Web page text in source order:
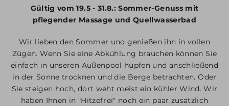
Gültig vom 19.5 - 31.8.: Sommer-Genuss mit
pflegender Massage und Quellwasserbad
Wir lieben den Sommer und genießen ihn in vollen
Zügen. Wenn Sie eine Abkühlung brauchen können Sie
einfach in unseren Außenpool hüpfen und anschließend
in der Sonne trocknen und die Berge betrachten. Oder
Sie steigen hoch, dort weht meist ein kühler Wind. Wir
haben Ihnen in "Hitzefrei" noch ein paar zusätzlich